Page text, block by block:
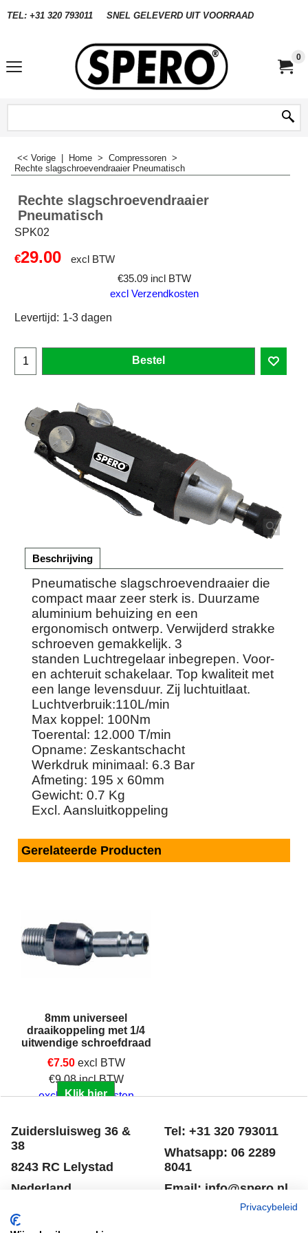
TEL: +31 320 793011 SNEL GELEVERD UIT VOORRAAD
0
<< Vorige Home > Compressoren >
Rechte slagschroevendraaier Pneumatisch
Rechte slagschroevendraaier
Pneumatisch
SPK02
€29.00
excl BTW
€35.09 incl BTW
excl Verzendkosten
Levertijd: 1-3 dagen
Bestel
Beschrijving
Pneumatische slagschroevendraaier die
compact maar zeer sterk is. Duurzame
aluminium behuizing en een
ergonomisch ontwerp. Verwijderd strakke
schroeven gemakkelijk. 3
standen Luchtregelaar inbegrepen. Voor-
en achteruit schakelaar. Top kwaliteit met
een lange levensduur. Zij luchtuitlaat.
Luchtverbruik:110L/min
Max koppel: 100Nm
Toerental: 12.000 T/min
Opname: Zeskantschacht
Werkdruk minimaal: 6.3 Bar
Afmeting: 195 x 60mm
Gewicht: 0.7 Kg
Excl. Aansluitkoppeling
Gerelateerde Producten
8mm universeel
draaikoppeling met 1/4
uitwendige schroefdraad
€7.50 excl BTW
€9.08 incl BTW
excl Verzendkosten
Klik hier
Zuidersluisweg 36 &
38
8243 RC Lelystad
Nederland
Informatie
Tel: +31 320 793011
Whatsapp: 06 2289
8041
Email: info@spero.nl
WinkelmandjePrivacybeleid